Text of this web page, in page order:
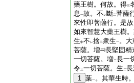
藥王樹。何故。得三
息一故。不 レ斷二菩薩
來性即菩薩行。是
如來智慧大藥王樹
生中不 レ捨二衆生一。
菩薩。増
長堅固精
一切菩薩。増二長一
令三一切菩薩。生 二
1 葉一。其華生時